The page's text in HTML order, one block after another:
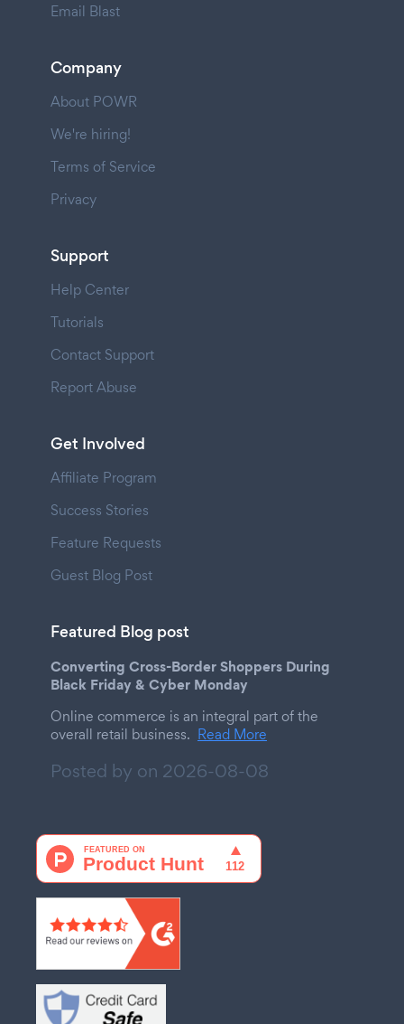
Email Blast
Company
About POWR
We're hiring!
Terms of Service
Privacy
Support
Help Center
Tutorials
Contact Support
Report Abuse
Get Involved
Affiliate Program
Success Stories
Feature Requests
Guest Blog Post
Featured Blog post
Converting Cross-Border Shoppers During
Black Friday & Cyber Monday
Online commerce is an integral part of the
overall retail business. Read More
Posted by on 2026-08-08